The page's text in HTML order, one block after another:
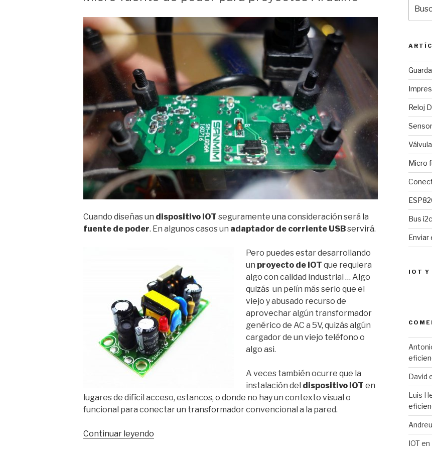
Cuando diseñas un dispositivo IOT seguramente una consideración será la
fuente de poder. En algunos casos un adaptador de corriente USBservirá.
Pero puedes estar desarrollando
un proyecto de IOT que requiera
algo con calidad industrial … Algo
quizás un pelín más serio que el
viejo y abusado recurso de
aprovechar algún transformador
genérico de AC a 5V, quizás algún
cargador de un viejo teléfono o
algo asi.
A veces también ocurre que la
instalación del dispositivo IOT en
lugares de difícil acceso, estancos, o donde no hay un contexto visual o
funcional para conectar un transformador convencional a la pared.
Continuar leyendo
por:
Reloj
Micro
Bus
Enviar
IOT Y
David
Luis
Andreu
IOTen